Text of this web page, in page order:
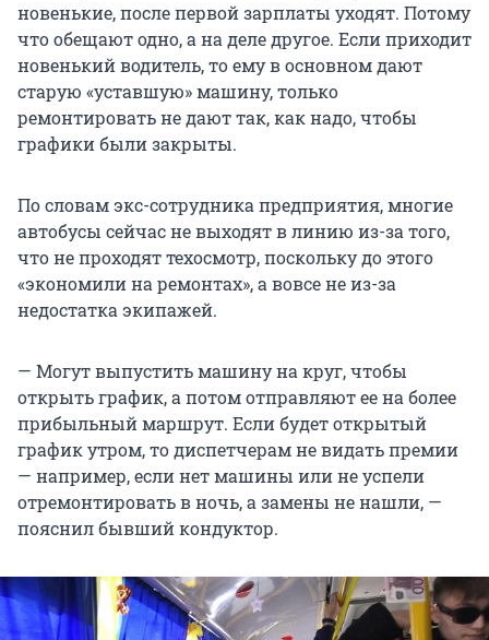
новенькие, после первой зарплаты уходят. Потому
что обещают одно, а на деле другое. Если приходит
новенький водитель, то ему в основном дают
старую «уставшую» машину, только
ремонтировать не дают так, как надо, чтобы
графики были закрыты.
По словам экс-сотрудника предприятия, многие
автобусы сейчас не выходят в линию из-за того,
что не проходят техосмотр, поскольку до этого
«экономили на ремонтах», а вовсе не из-за
недостатка экипажей.
— Могут выпустить машину на круг, чтобы
открыть график, а потом отправляют ее на более
прибыльный маршрут. Если будет открытый
график утром, то диспетчерам не видать премии
— например, если нет машины или не успели
отремонтировать в ночь, а замены не нашли, —
пояснил бывший кондуктор.